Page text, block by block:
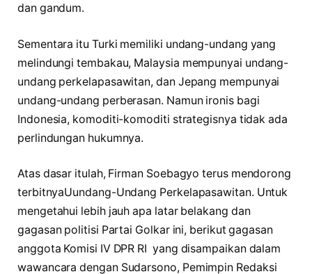
dan gandum.
Sementara itu Turki memiliki undang-undang yang
melindungi tembakau, Malaysia mempunyai undang-
undang perkelapasawitan, dan Jepang mempunyai
undang-undang perberasan. Namun ironis bagi
Indonesia, komoditi-komoditi strategisnya tidak ada
perlindungan hukumnya.
Atas dasar itulah, Firman Soebagyo terus mendorong
terbitnyaUundang-Undang Perkelapasawitan. Untuk
mengetahui lebih jauh apa latar belakang dan
gagasan politisi Partai Golkar ini, berikut gagasan
anggota Komisi IV DPR RI yang disampaikan dalam
wawancara dengan Sudarsono, Pemimpin Redaksi